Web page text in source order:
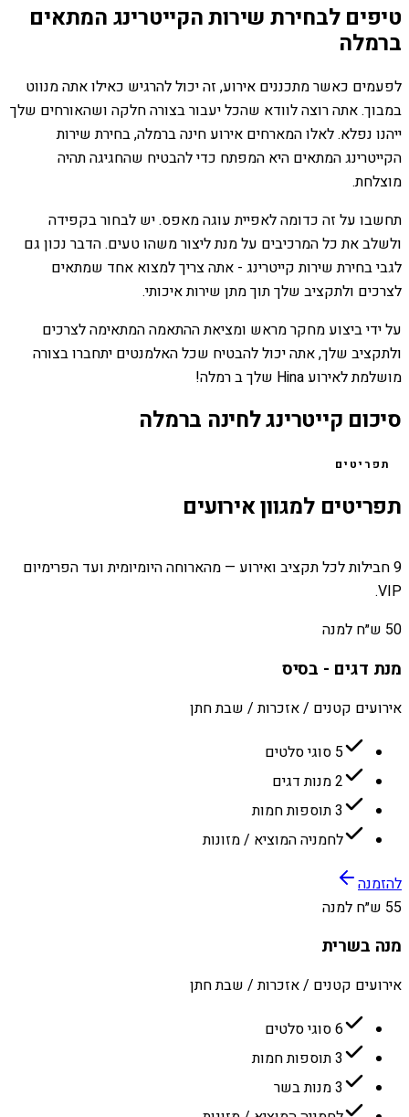
טיפים לבחירת שירות הקייטרינג המתאים
ברמלה
לפעמים כאשר מתכננים אירוע, זה יכול להרגיש כאילו אתה מנווט
במבוך. אתה רוצה לוודא שהכל יעבור בצורה חלקה ושהאורחים שלך
ייהנו נפלא. לאלו המארחים אירוע חינה ברמלה, בחירת שירות
הקייטרינג המתאים היא המפתח כדי להבטיח שהחגיגה תהיה
מוצלחת.
תחשבו על זה כדומה לאפיית עוגה מאפס. יש לבחור בקפידה
ולשלב את כל המרכיבים על מנת ליצור משהו טעים. הדבר נכון גם
לגבי בחירת שירות קייטרינג - אתה צריך למצוא אחד שמתאים
לצרכים ולתקציב שלך תוך מתן שירות איכותי.
על ידי ביצוע מחקר מראש ומציאת ההתאמה המתאימה לצרכים
ולתקציב שלך, אתה יכול להבטיח שכל האלמנטים יתחברו בצורה
מושלמת לאירוע Hina שלך ב רמלה!
סיכום קייטרינג לחינה ברמלה
תפריטים
תפריטים למגוון אירועים
9 חבילות לכל תקציב ואירוע — מהארוחה היומיומית ועד הפרימיום
VIP.
50 ש״ח למנה
מנת דגים - בסיס
אירועים קטנים / אזכרות / שבת חתן
5 סוגי סלטים
2 מנות דגים
3 תוספות חמות
לחמניה המוציא / מזונות
להזמנה
55 ש״ח למנה
מנה בשרית
אירועים קטנים / אזכרות / שבת חתן
6 סוגי סלטים
3 תוספות חמות
3 מנות בשר